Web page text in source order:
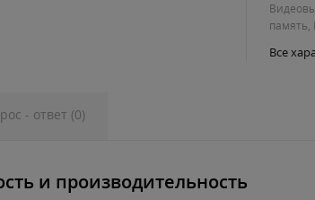
память,
Все
- ответ (0)
и производительность